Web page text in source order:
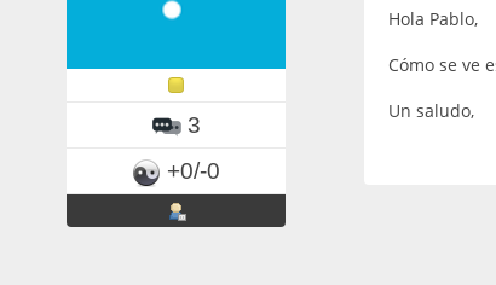
3
+0/-0
Hola Pablo,
Cómo se ve
Un saludo,